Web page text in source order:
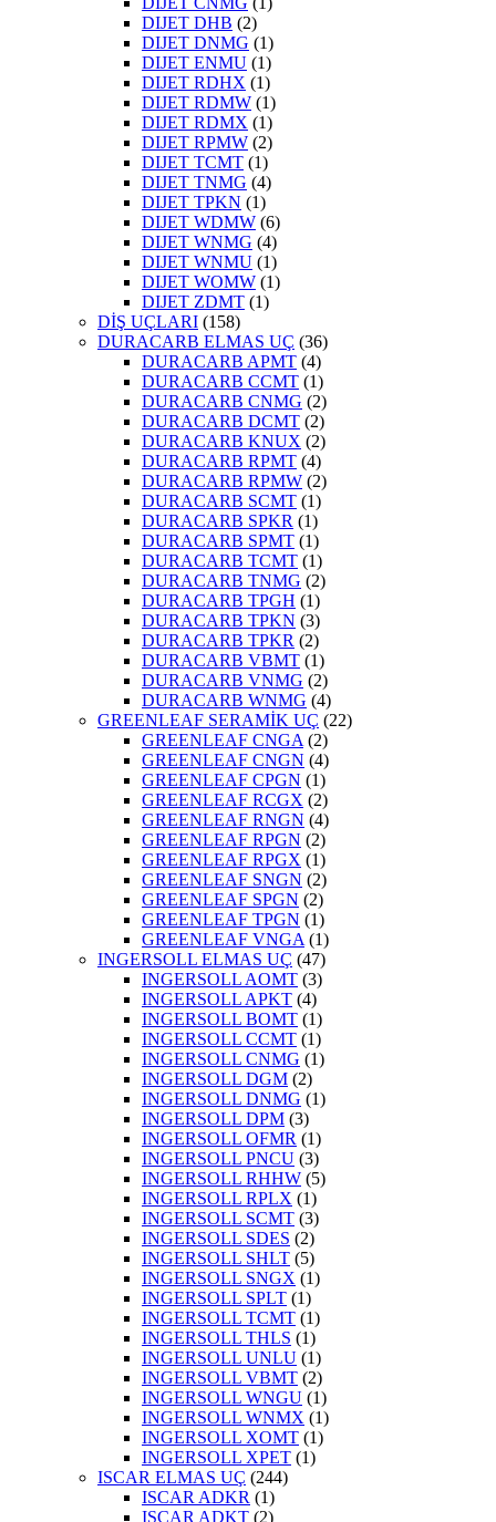
DIJET DHB (2)
DIJET DNMG (1)
DIJET ENMU (1)
DIJET RDHX (1)
DIJET RDMW (1)
DIJET RDMX (1)
DIJET RPMW (2)
DIJET TCMT (1)
DIJET TNMG (4)
DIJET TPKN (1)
DIJET WDMW (6)
DIJET WNMG (4)
DIJET WNMU (1)
DIJET WOMW (1)
DIJET ZDMT (1)
DİŞ UÇLARI (158)
DURACARB ELMAS UÇ (36)
DURACARB APMT (4)
DURACARB CCMT (1)
DURACARB CNMG (2)
DURACARB DCMT (2)
DURACARB KNUX (2)
DURACARB RPMT (4)
DURACARB RPMW (2)
DURACARB SCMT (1)
DURACARB SPKR (1)
DURACARB SPMT (1)
DURACARB TCMT (1)
DURACARB TNMG (2)
DURACARB TPGH (1)
DURACARB TPKN (3)
DURACARB TPKR (2)
DURACARB VBMT (1)
DURACARB VNMG (2)
DURACARB WNMG (4)
GREENLEAF SERAMİK UÇ (22)
GREENLEAF CNGA (2)
GREENLEAF CNGN (4)
GREENLEAF CPGN (1)
GREENLEAF RCGX (2)
GREENLEAF RNGN (4)
GREENLEAF RPGN (2)
GREENLEAF RPGX (1)
GREENLEAF SNGN (2)
GREENLEAF SPGN (2)
GREENLEAF TPGN (1)
GREENLEAF VNGA (1)
INGERSOLL ELMAS UÇ (47)
INGERSOLL AOMT (3)
INGERSOLL APKT (4)
INGERSOLL BOMT (1)
INGERSOLL CCMT (1)
INGERSOLL CNMG (1)
INGERSOLL DGM (2)
INGERSOLL DNMG (1)
INGERSOLL DPM (3)
INGERSOLL OFMR (1)
INGERSOLL PNCU (3)
INGERSOLL RHHW (5)
INGERSOLL RPLX (1)
INGERSOLL SCMT (3)
INGERSOLL SDES (2)
INGERSOLL SHLT (5)
INGERSOLL SNGX (1)
INGERSOLL SPLT (1)
INGERSOLL TCMT (1)
INGERSOLL THLS (1)
INGERSOLL UNLU (1)
INGERSOLL VBMT (2)
INGERSOLL WNGU (1)
INGERSOLL WNMX (1)
INGERSOLL XOMT (1)
INGERSOLL XPET (1)
ISCAR ELMAS UÇ (244)
ISCAR ADKR (1)
ISCAR ADKT (2)